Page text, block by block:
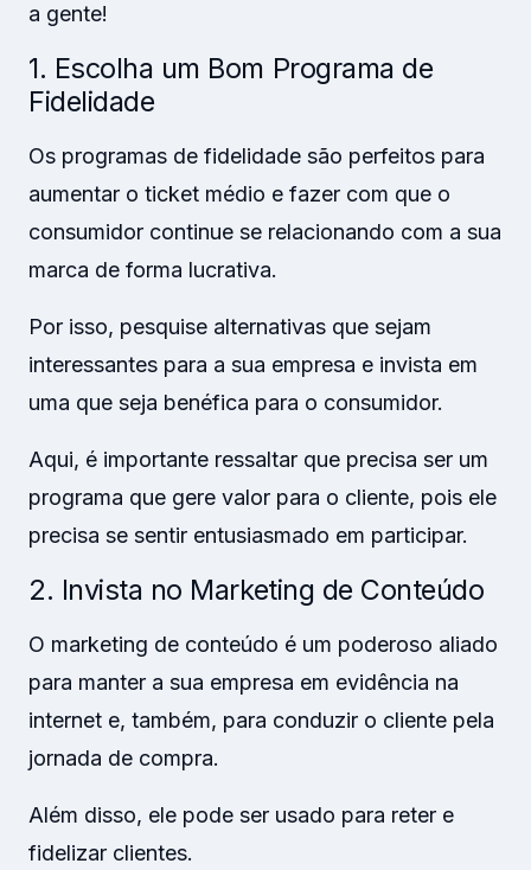
a gente!
1. Escolha um Bom Programa de
Fidelidade
Os programas de fidelidade são perfeitos para
aumentar o ticket médio e fazer com que o
consumidor continue se relacionando com a sua
marca de forma lucrativa.
Por isso, pesquise alternativas que sejam
interessantes para a sua empresa e invista em
uma que seja benéfica para o consumidor.
Aqui, é importante ressaltar que precisa ser um
programa que gere valor para o cliente, pois ele
precisa se sentir entusiasmado em participar.
2. Invista no Marketing de Conteúdo
O marketing de conteúdo é um poderoso aliado
para manter a sua empresa em evidência na
internet e, também, para conduzir o cliente pela
jornada de compra.
Além disso, ele pode ser usado para reter e
fidelizar clientes.